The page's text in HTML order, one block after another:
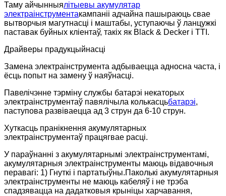
Таму айчынныялітыевы акумулятар
электраінструментакампаніі адчайна пашыраюць свае
вытворчыя магутнасці і маштабы, уступаючы ў ланцужкі
паставак буйных кліентаў, такіх як Black & Decker і TTI.
Драйверы прадукцыйнасці
Замена электраінструмента адбываецца адносна часта, і
ёсць попыт на замену ў наяўнасці.
Павелічэнне тэрміну службы батарэі некаторых
электраінструментаў павялічыла колькасцьбатарэі,
паступова развіваецца ад 3 струн да 6-10 струн.
Хуткасць пранікнення акумулятарных
электраінструментаў працягвае расці.
У параўнанні з акумулятарнымі электраінструментамі,
акумулятарныя электраінструменты маюць відавочныя
перавагі: 1) Гнуткі і партатыўны.Паколькі акумулятарныя
электраінструменты не маюць кабеляў і не трэба
спадзявацца на дадатковыя крыніцы харчавання,